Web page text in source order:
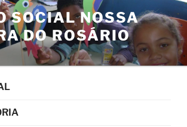
SOCIAL NOSSA
DO ROSÁRIO